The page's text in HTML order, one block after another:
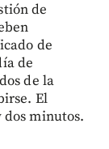
de
de
de
de la
El
minutos.